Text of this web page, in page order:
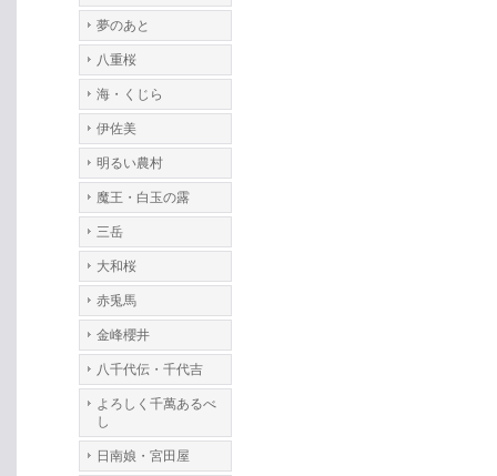
夢のあと
八重桜
海・くじら
伊佐美
明るい農村
魔王・白玉の露
三岳
大和桜
赤兎馬
金峰櫻井
八千代伝・千代吉
よろしく千萬あるべ
し
日南娘・宮田屋